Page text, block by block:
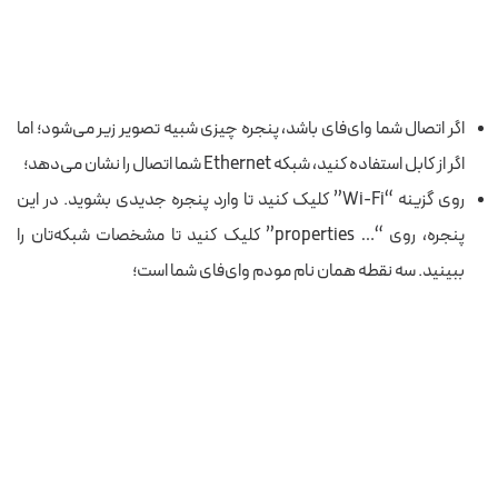
اگر اتصال شما وای‌فای باشد، پنجره چیزی شبیه تصویر زیر می‌شود؛ اما
اگر از کابل استفاده کنید، شبکه Ethernet شما اتصال را نشان می‌دهد؛
روی گزینه “Wi-Fi” کلیک کنید تا وارد پنجره جدیدی بشوید. در این
پنجره، روی “… properties” کلیک کنید تا مشخصات شبکه‌تان را
ببینید. سه نقطه همان نام مودم وای‌فای شما است؛